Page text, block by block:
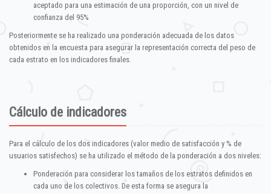
aceptado para una estimación de una proporción, con un nivel de
confianza del 95%
Posteriormente se ha realizado una ponderación adecuada de los datos
obtenidos en la encuesta para asegurar la representación correcta del peso de
cada estrato en los indicadores finales.
Cálculo de indicadores
Para el cálculo de los dos indicadores (valor medio de satisfacción y % de
usuarios satisfechos) se ha utilizado el método de la ponderación a dos niveles:
Ponderación para considerar los tamaños de los estratos definidos en
cada uno de los colectivos. De esta forma se asegura la